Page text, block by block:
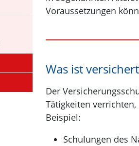
Voraussetzungen
Was ist
Der
Tätigkeiten
Beispiel:
Schulungen des